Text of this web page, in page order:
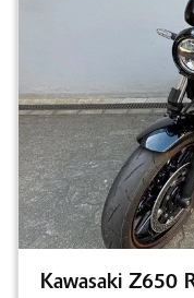
Kawasaki Z650